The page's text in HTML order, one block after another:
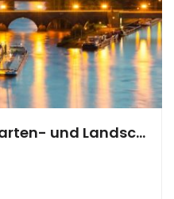
Terra Verde GmbH Garten- und Landschaftsbau